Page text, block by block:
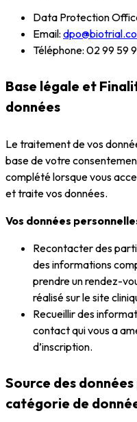
Data Protection
Email:
Téléphone: 02 99 59
Base légale et
données
Le traitement de vos
base de votre
complété lorsque vous
et traite vos données.
Vos données
Recontacter des
des informations
prendre un rendez-
réalisé sur le site
Recueillir des
contact qui vous a
d’inscription.
Source des
catégorie de